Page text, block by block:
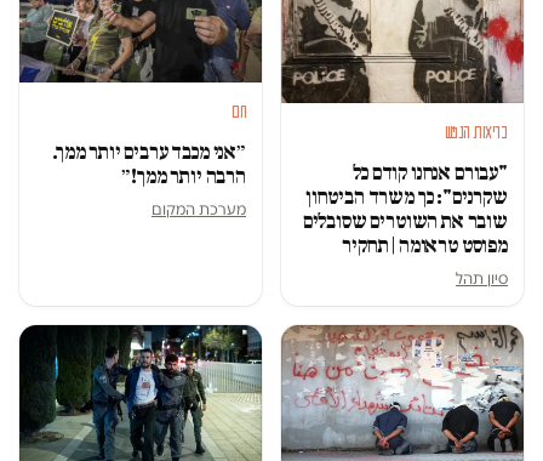
בריאות הנפש
"עבורם אנחנו קודם כל
שקרנים": כך משרד הביטחון
שובר את השוטרים שסובלים
מפוסט טראומה | תחקיר
סיון תהל
חם
״אני מכבד ערבים יותר ממך.
הרבה יותר ממך!״
מערכת המקום